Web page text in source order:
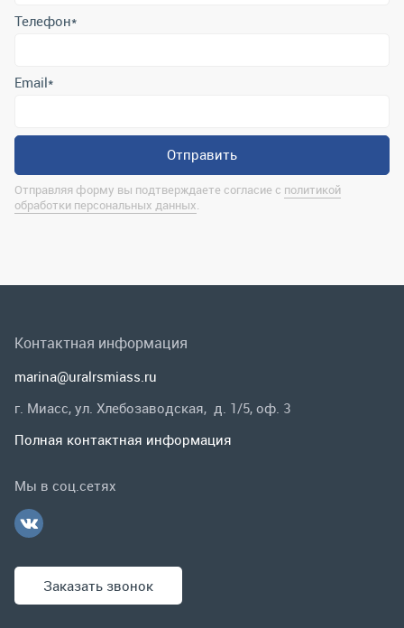
Отправляя форму вы подтверждаете согласие с
Спецпредложения
Гарантии и возврат
Контактная информация
marina@uralrsmiass.ru
Заказать звонок